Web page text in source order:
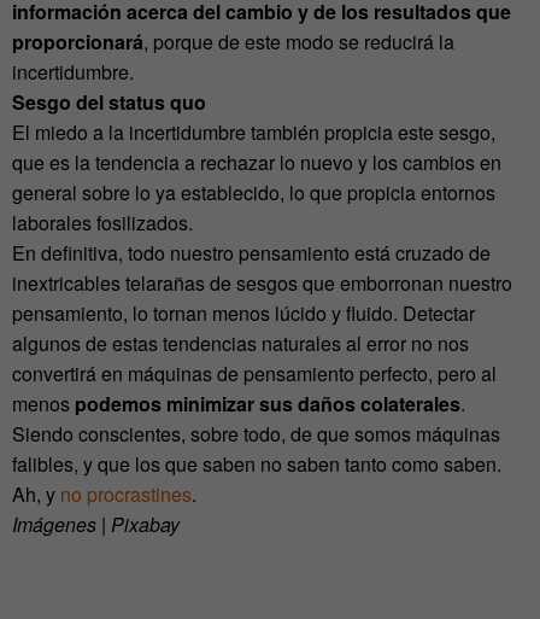
información acerca del cambio y de los resultados que
proporcionará, porque de este modo se reducirá la
incertidumbre.
Sesgo del status quo
El miedo a la incertidumbre también propicia este sesgo,
que es la tendencia a rechazar lo nuevo y los cambios en
general sobre lo ya establecido, lo que propicia entornos
laborales fosilizados.
En definitiva, todo nuestro pensamiento está cruzado de
inextricables telarañas de sesgos que emborronan nuestro
pensamiento, lo tornan menos lúcido y fluido. Detectar
algunos de estas tendencias naturales al error no nos
convertirá en máquinas de pensamiento perfecto, pero al
menos podemos minimizar sus daños colaterales.
Siendo conscientes, sobre todo, de que somos máquinas
falibles, y que los que saben no saben tanto como saben.
Ah, y no procrastines.
Imágenes | Pixabay